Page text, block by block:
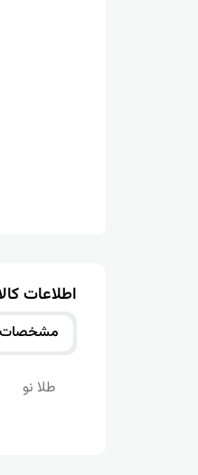
اطلاعات
مشخصات
طلا نو